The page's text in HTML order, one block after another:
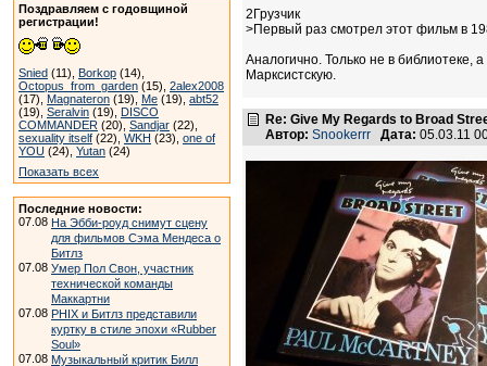
Поздравляем с годовщиной
регистрации!
Snied (11), Borkop (14),
Octopus_from_garden (15), 2alex2008
(17), Magnateron (19), Me (19), abt52
(19), Seralvin (19), DISCO
COMMANDER (20), Sandjar (22),
sexuality itself (22), WKH (23), one of
YOU (24), Yutan (24)
Показать всех
Последние новости:
07.08 На Эбби-роуд снимут сцену
для фильмов Сэма Мендеса о
Битлз
07.08 Умер Пол Свон, участник
технической команды
Маккартни
07.08 PHIX и Битлз представили
куртку в стиле эпохи «Rubber
Soul»
07.08 Музыкальный критик Билл
2Грузчик
>Первый раз смотрел этот фильм в
Аналогично. Только не в библиотеке,
Марксистскую.
Re: Give My Regards to Broad
Автор: Snookerrr Дата: 05.03.11